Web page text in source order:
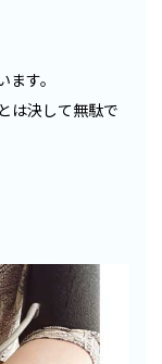
す。
は決して無駄で